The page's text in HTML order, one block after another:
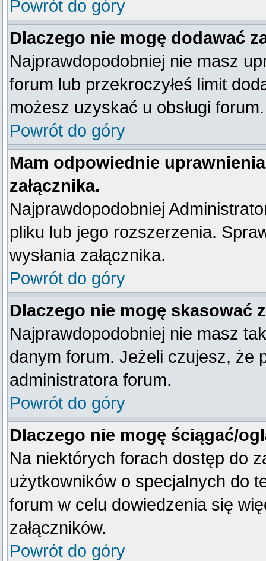
Powrót do góry
Dlaczego nie mogę dodawać
Najprawdopodobniej nie masz
forum lub przekroczyłeś limit
możesz uzyskać u obsługi forum.
Powrót do góry
Mam odpowiednie
załącznika.
Najprawdopodobniej
pliku lub jego rozszerzenia.
wysłania załącznika.
Powrót do góry
Dlaczego nie mogę skasować
Najprawdopodobniej nie masz
danym forum. Jeżeli czujesz, że
administratora forum.
Powrót do góry
Dlaczego nie mogę ściągać/
Na niektórych forach dostęp do
użytkowników o specjalnych do
forum w celu dowiedzenia się
załączników.
Powrót do góry